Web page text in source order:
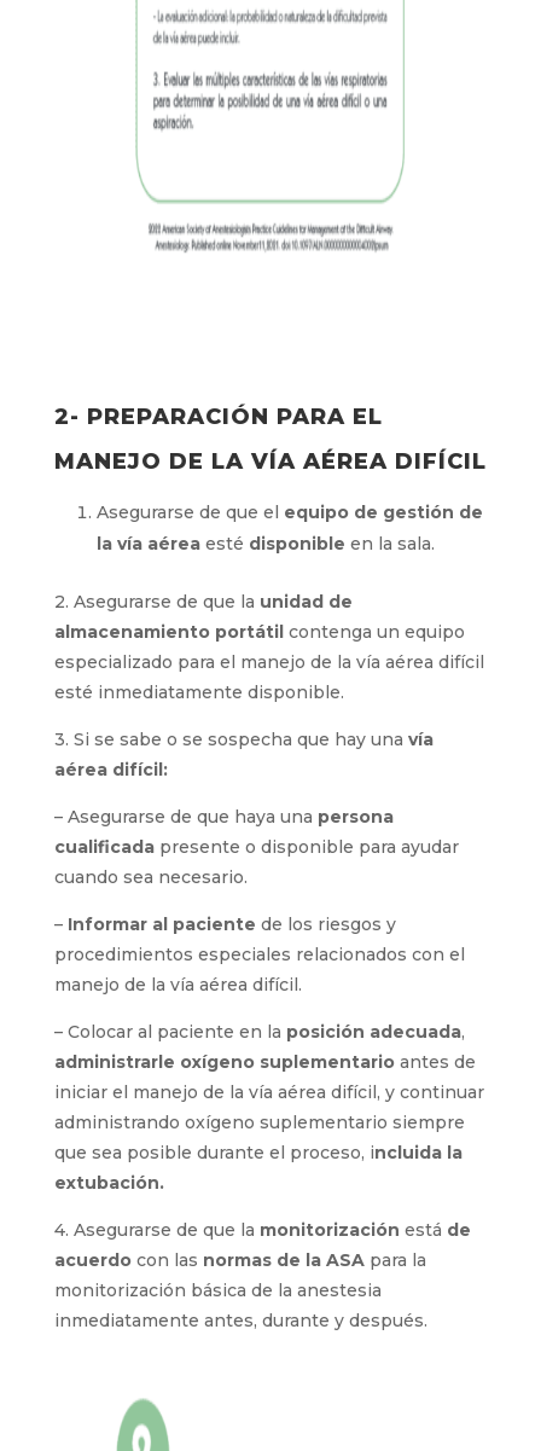
2- PREPARACIÓN PARA EL
MANEJO DE LA VÍA AÉREA DIFÍCIL
Asegurarse de que el equipo de gestión de
la vía aérea esté disponible en la sala.
2. Asegurarse de que la unidad de
almacenamiento portátil contenga un equipo
especializado para el manejo de la vía aérea difícil
esté inmediatamente disponible.
3. Si se sabe o se sospecha que hay una vía
aérea difícil:
– Asegurarse de que haya una persona
cualificada presente o disponible para ayudar
cuando sea necesario.
–Informar al paciente de los riesgos y
procedimientos especiales relacionados con el
manejo de la vía aérea difícil.
– Colocar al paciente en la posición adecuada,
administrarle oxígeno suplementarioantes de
iniciar el manejo de la vía aérea difícil, y continuar
administrando oxígeno suplementario siempre
que sea posible durante el proceso, incluida la
extubación.
4. Asegurarse de que la monitorización está de
acuerdocon las normas de la ASApara la
monitorización básica de la anestesia
inmediatamente antes, durante y después.